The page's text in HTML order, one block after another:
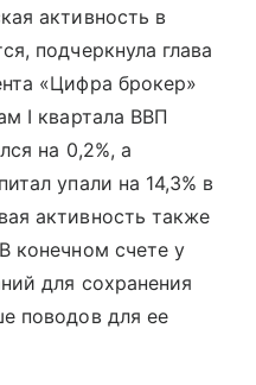
активность в
подчеркнула глава
«Цифра брокер»
I квартала ВВП
на 0,2%, а
упали на 14,3% в
активность также
конечном счете у
для сохранения
поводов для ее